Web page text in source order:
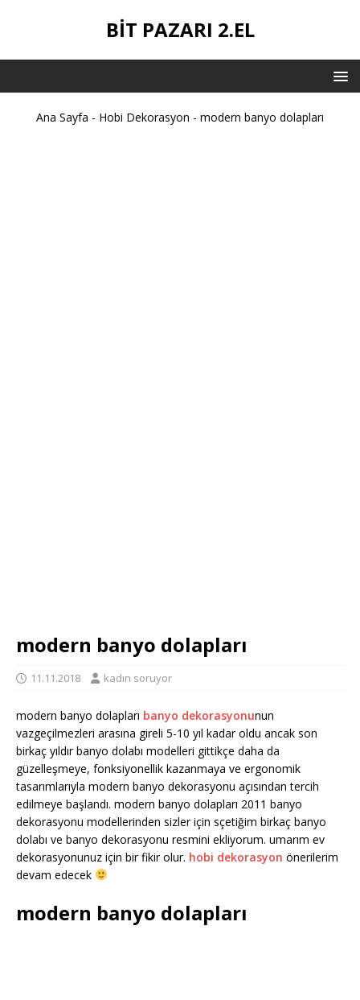
BIT PAZARI 2.EL
Ana Sayfa - Hobi Dekorasyon - modern banyo dolapları
modern banyo dolapları
11.11.2018 kadın soruyor
modern banyo dolapları banyo dekorasyonunun
vazgeçilmezleri arasına gireli 5-10 yıl kadar oldu ancak son
birkaç yıldır banyo dolabı modelleri gittikçe daha da
güzelleşmeye, fonksiyonellik kazanmaya ve ergonomik
tasarımlarıyla modern banyo dekorasyonu açısından tercih
edilmeye başlandı. modern banyo dolapları 2011 banyo
dekorasyonu modellerinden sizler için sçetiğim birkaç banyo
dolabı ve banyo dekorasyonu resmini ekliyorum. umarım ev
dekorasyonunuz için bir fikir olur. hobi dekorasyon önerilerim
devam edecek
modern banyo dolapları